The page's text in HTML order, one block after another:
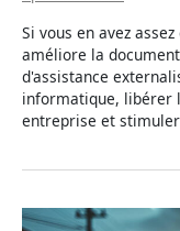
Si vous en avez
améliore la
d'assistance
informatique, libérer
entreprise et